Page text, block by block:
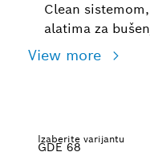
Clean
alatima za
View more
Izaberite varijantu